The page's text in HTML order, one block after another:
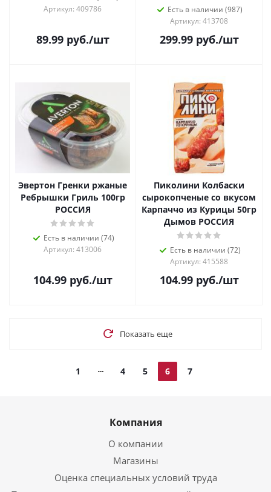
Артикул: 409786
89.99руб./шт
Есть в наличии (987)
Артикул: 413708
299.99руб./шт
Эвертон Гренки ржаные
Ребрышки Гриль 100гр
РОССИЯ
Есть в наличии (74)
Артикул: 413006
104.99руб./шт
Пиколини Колбаски
сырокопченые со вкусом
Карпаччо из Курицы 50гр
Дымов РОССИЯ
Есть в наличии (72)
Артикул: 415588
104.99руб./шт
Показать еще
1 4 5 6 7
Компания
О компании
Магазины
Оценка специальных условий труда